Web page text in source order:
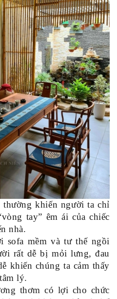
khiến người ta chỉ
tay” êm ái của chiếc
nhà.
sofa mềm và tư thế ngồi
rất dễ bị mỏi lưng, đau
khiến chúng ta cảm thấy
lý.
thơm có lợi cho chức